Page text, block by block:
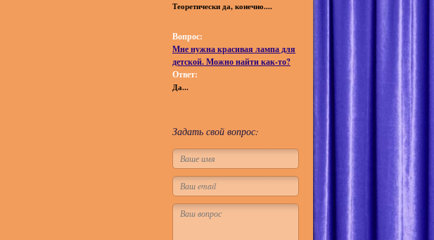
Теоретически да, конечно....
Вопрос:
Мне нужна красивая лампа для
детской. Можно найти как-то?
Ответ:
Да...
Задать свой вопрос: